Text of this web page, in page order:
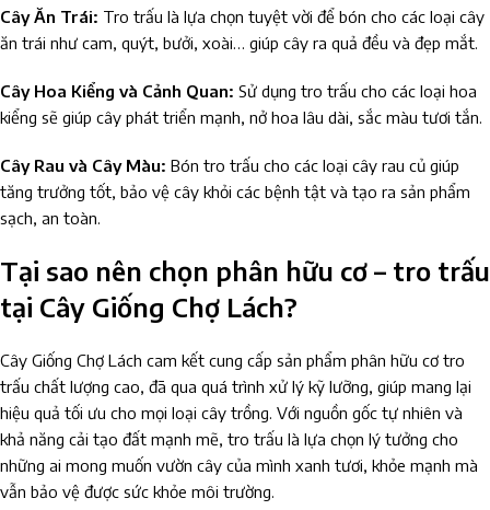
Cây Ăn Trái: Tro trấu là lựa chọn tuyệt vời để bón cho các loại cây
ăn trái như cam, quýt, bưởi, xoài… giúp cây ra quả đều và đẹp mắt.
Cây Hoa Kiểng và Cảnh Quan: Sử dụng tro trấu cho các loại hoa
kiểng sẽ giúp cây phát triển mạnh, nở hoa lâu dài, sắc màu tươi tắn.
Cây Rau và Cây Màu: Bón tro trấu cho các loại cây rau củ giúp
tăng trưởng tốt, bảo vệ cây khỏi các bệnh tật và tạo ra sản phẩm
sạch, an toàn.
Tại sao nên chọn phân hữu cơ – tro trấu
tại Cây Giống Chợ Lách?
Cây Giống Chợ Lách cam kết cung cấp sản phẩm phân hữu cơ tro
trấu chất lượng cao, đã qua quá trình xử lý kỹ lưỡng, giúp mang lại
hiệu quả tối ưu cho mọi loại cây trồng. Với nguồn gốc tự nhiên và
khả năng cải tạo đất mạnh mẽ, tro trấu là lựa chọn lý tưởng cho
những ai mong muốn vườn cây của mình xanh tươi, khỏe mạnh mà
vẫn bảo vệ được sức khỏe môi trường.